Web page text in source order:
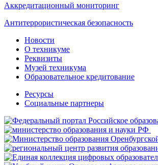
Аккредитационный мониторинг
Антитеррористическая безопасность
Новости
О техникуме
Реквизиты
Музей техникума
Образовательное кредитование
Ресурсы
Социальные партнеры